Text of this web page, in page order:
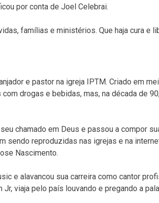
por conta de Joel Celebrai.
famílias e ministérios. Que haja cura e
e pastor na igreja IPTM. Criado em
drogas e bebidas, mas, na década de
chamado em Deus e passou a compor
reproduzidas nas igrejas e na
Nascimento.
e alavancou sua carreira como cantor
viaja pelo país louvando e pregando a